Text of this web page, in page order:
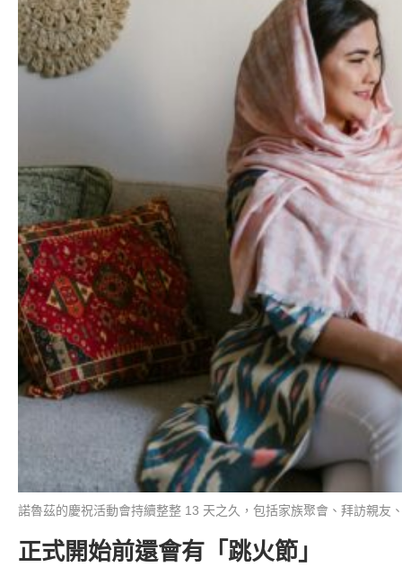
諾魯茲的慶祝活動會持續整整 13 天之久，包括家族聚會、拜訪親友
正式開始前還會有「跳火節」